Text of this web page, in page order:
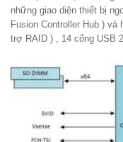
những giao diện thiết bị
Fusion Controller Hub )
trợ RAID ) , 14 cổng USB